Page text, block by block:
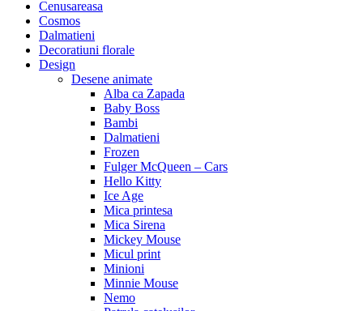
Cenusareasa
Cosmos
Dalmatieni
Decoratiuni florale
Design
Desene animate
Alba ca Zapada
Baby Boss
Bambi
Dalmatieni
Frozen
Fulger McQueen – Cars
Hello Kitty
Ice Age
Mica printesa
Mica Sirena
Mickey Mouse
Micul print
Minioni
Minnie Mouse
Nemo